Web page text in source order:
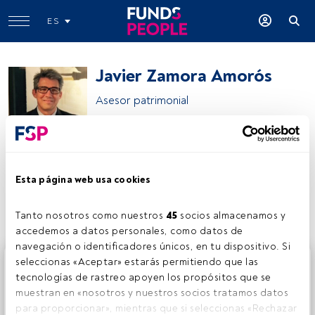
Esta página web usa cookies
Tanto nosotros como nuestros 45 socios almacenamos y
accedemos a datos personales, como datos de
navegación o identificadores únicos, en tu dispositivo. Si
seleccionas «Aceptar» estarás permitiendo que las
tecnologías de rastreo apoyen los propósitos que se
muestran en «nosotros y nuestros socios tratamos datos
para proporcionar», mientras que si seleccionas «Rechazar
ES
Javier Zamora Amorós
Asesor patrimonial
Compartir:
Este es un artículo exclusivo para los usuarios registrados
de FundsPeople. Si ya estás registrado, accede desde el
botón Login. Si aún no tienes cuenta, te invitamos a
registrarte y disfrutar de todo el universo que ofrece